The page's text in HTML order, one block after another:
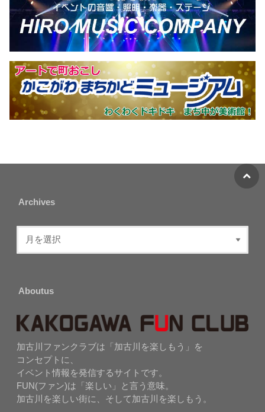
Archives
Aboutus
加古川ファンクラブは「加古川を楽しもう」を
コンセプトに、
イベント情報を発信するサイトです。
FUN(ファン)は「楽しい」と言う意味。
加古川を楽しい街に、そして加古川を楽しもう。